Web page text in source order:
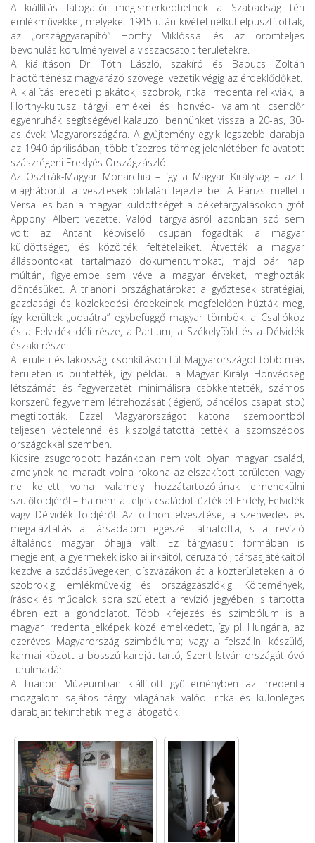
A kiállítás látogatói megismerkedhetnek a Szabadság téri
emlékművekkel, melyeket 1945 után kivétel nélkül elpusztítottak,
az „országgyarapító” Horthy Miklóssal és az örömteljes
bevonulás körülményeivel a visszacsatolt területekre.
A kiállításon Dr. Tóth László, szakíró és Babucs Zoltán
hadtörténész magyarázó szövegei vezetik végig az érdeklődőket.
A kiállítás eredeti plakátok, szobrok, ritka irredenta relikviák, a
Horthy-kultusz tárgyi emlékei és honvéd- valamint csendőr
egyenruhák segítségével kalauzol bennünket vissza a 20-as, 30-
as évek Magyarországára. A gyűjtemény egyik legszebb darabja
az 1940 áprilisában, több tízezres tömeg jelenlétében felavatott
szászrégeni Ereklyés Országzászló.
Az Osztrák-Magyar Monarchia – így a Magyar Királyság – az I.
világháborút a vesztesek oldalán fejezte be. A Párizs melletti
Versailles-ban a magyar küldöttséget a béketárgyalásokon gróf
Apponyi Albert vezette. Valódi tárgyalásról azonban szó sem
volt: az Antant képviselői csupán fogadták a magyar
küldöttséget, és közölték feltételeiket. Átvették a magyar
álláspontokat tartalmazó dokumentumokat, majd pár nap
múltán, figyelembe sem véve a magyar érveket, meghozták
döntésüket. A trianoni országhatárokat a győztesek stratégiai,
gazdasági és közlekedési érdekeinek megfelelően húzták meg,
így kerültek „odaátra” egybefüggő magyar tömbök: a Csallóköz
és a Felvidék déli része, a Partium, a Székelyföld és a Délvidék
északi része.
A területi és lakossági csonkításon túl Magyarországot több más
területen is büntették, így például a Magyar Királyi Honvédség
létszámát és fegyverzetét minimálisra csökkentették, számos
korszerű fegyvernem létrehozását (légierő, páncélos csapat stb.)
megtiltották. Ezzel Magyarországot katonai szempontból
teljesen védtelenné és kiszolgáltatottá tették a szomszédos
országokkal szemben.
Kicsire zsugorodott hazánkban nem volt olyan magyar család,
amelynek ne maradt volna rokona az elszakított területen, vagy
ne kellett volna valamely hozzátartozójának elmenekülni
szülőföldjéről – ha nem a teljes családot űzték el Erdély, Felvidék
vagy Délvidék földjéről. Az otthon elvesztése, a szenvedés és
megaláztatás a társadalom egészét áthatotta, s a revízió
általános magyar óhajjá vált. Ez tárgyiasult formában is
megjelent, a gyermekek iskolai irkáitól, ceruzáitól, társasjátékaitól
kezdve a szódásüvegeken, díszvázákon át a közterületeken álló
szobrokig, emlékművekig és országzászlókig. Költemények,
írások és műdalok sora született a revízió jegyében, s tartotta
ébren ezt a gondolatot. Több kifejezés és szimbólum is a
magyar irredenta jelképek közé emelkedett, így pl. Hungária, az
ezeréves Magyarország szimbóluma; vagy a felszállni készülő,
karmai között a bosszú kardját tartó, Szent István országát óvó
Turulmadár.
A Trianon Múzeumban kiállított gyűjteményben az irredenta
mozgalom sajátos tárgyi világának valódi ritka és különleges
darabjait tekinthetik meg a látogatók.